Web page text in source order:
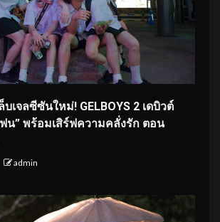
บเจลซีซันใหม่! GELBOYS 2 เดบิวต์
น” พร้อมเสิร์ฟความคลั่งรัก ตอน
admin